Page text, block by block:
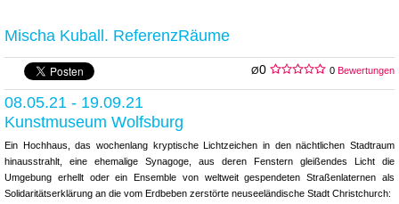
Mischa Kuball. ReferenzRäume
Ø0 0 Bewertungen
08.05.21 - 19.09.21
Kunstmuseum Wolfsburg
Ein Hochhaus, das wochenlang kryptische Lichtzeichen in den nächtlichen Stadtraum
hinausstrahlt, eine ehemalige Synagoge, aus deren Fenstern gleißendes Licht die
Umgebung erhellt oder ein Ensemble von weltweit gespendeten Straßenlaternen als
Solidaritätserklärung an die vom Erdbeben zerstörte neuseeländische Stadt Christchurch: